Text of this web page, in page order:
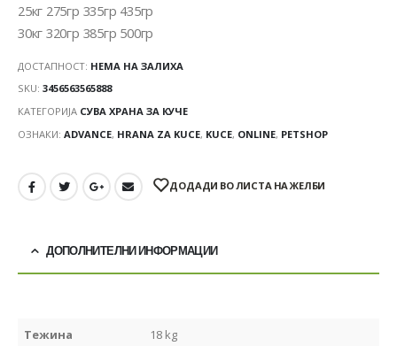
25кг 275гр 335гр 435гр
30кг 320гр 385гр 500гр
ДОСТАПНОСТ: НЕМА НА ЗАЛИХА
SKU: 3456563565888
КАТЕГОРИЈА СУВА ХРАНА ЗА КУЧЕ
ОЗНАКИ: ADVANCE, HRANA ZA KUCE, KUCE, ONLINE, PETSHOP
ДОДАДИ ВО ЛИСТА НА ЖЕЛБИ
ДОПОЛНИТЕЛНИ ИНФОРМАЦИИ
Тежина 18 kg